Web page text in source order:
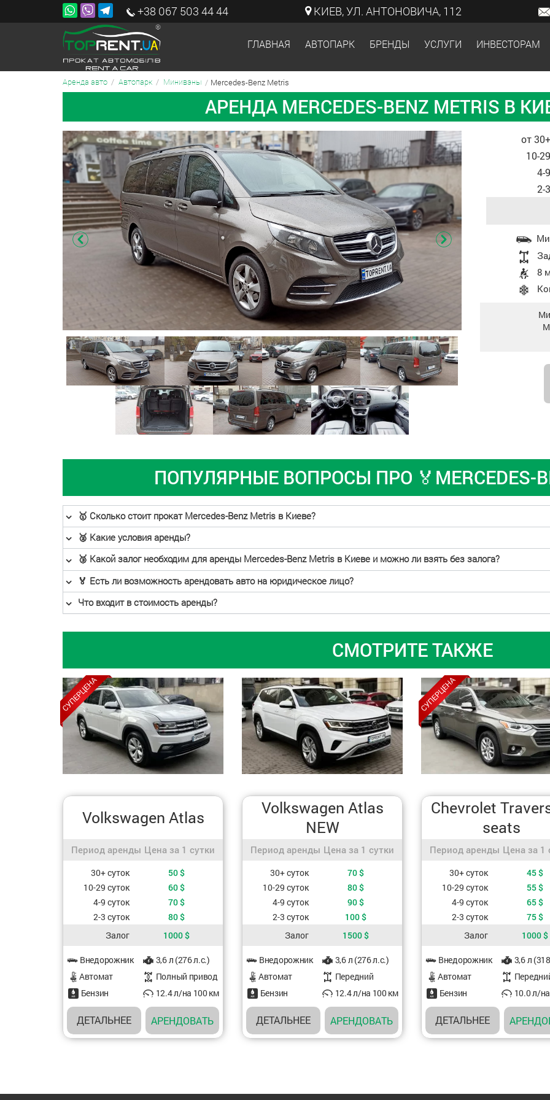
+38 067 503 44 44 КИЕВ, УЛ. АНТОНОВИЧА, 112
ГЛАВНАЯ АВТОПАРК БРЕНДЫ УСЛУГИ ИНВЕСТОРАМ
Аренда авто Автопарк Минивэны Mercedes-Benz Metris
АРЕНДА MERCEDES-BENZ METRIS В
Стоимость,
от
10-
4-
2-
8
ПОПУЛЯРНЫЕ ВОПРОСЫ ПРО 🏅MERCEDES-
🥇 Сколько стоит прокат Mercedes-Benz Metris в Киеве?
🥈 Какие условия аренды?
🥉 Какой залог необходим для аренды Mercedes-Benz Metris в Киеве и можно ли взять без залога?
🏅 Есть ли возможность арендовать авто на юридическое лицо?
Что входит в стоимость аренды?
СМОТРИТЕ ТАКЖЕ
Volkswagen Atlas
Период аренды / Цена за 1 сутки
Период аренды Цена за 1 сутки
Стоимость, в зависимости от периода аренды
30+ суток 50$
10-29 суток
60$
4-9 суток
70$
2-3 суток
80$
Залог
1000$
Характеристики авто
Внедорожник
3,6 л (276 л.с.)
Aвтомат
Полный привод
Бензин
12.4 л/на 100 км
ДЕТАЛЬНЕЕ АРЕНДОВАТЬ
Volkswagen Atlas
NEW
Период аренды / Цена за 1 сутки
Период аренды Цена за 1 сутки
Стоимость, в зависимости от периода аренды
30+ суток 70$
10-29 суток
80$
4-9 суток
90$
2-3 суток
100$
Залог
1500$
Характеристики авто
Внедорожник
3,6 л (276 л.с.)
Aвтомат
Передний
Бензин
12.4 л/на 100 км
ДЕТАЛЬНЕЕ АРЕНДОВАТЬ
Chevrolet
seats
Период аренды / Цена за 1
Период аренды Цена за 1
Стоимость, в зависимости от
30+ суток 45$
10-29 суток
55$
4-9 суток
65$
2-3 суток
75$
Залог
1000$
Характеристики авто
Внедорожник
3,6 л
Aвтомат
Бензин
10.0 л/
ДЕТАЛЬНЕЕ